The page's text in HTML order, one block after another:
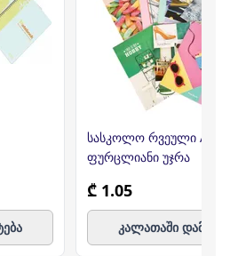
სასკოლო რვეული
ფურცლიანი უჯრა
₾ 1.05
კალათაში